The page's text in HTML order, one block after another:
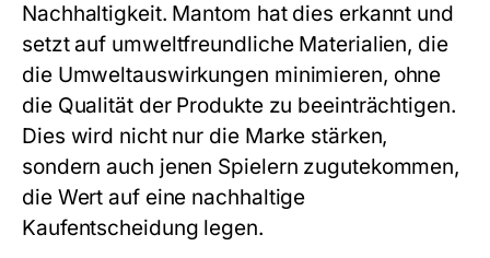
Nachhaltigkeit. Mantom hat dies erkannt und
setzt auf umweltfreundliche Materialien, die
die Umweltauswirkungen minimieren, ohne
die Qualität der Produkte zu beeinträchtigen.
Dies wird nicht nur die Marke stärken,
sondern auch jenen Spielern zugutekommen,
die Wert auf eine nachhaltige
Kaufentscheidung legen.